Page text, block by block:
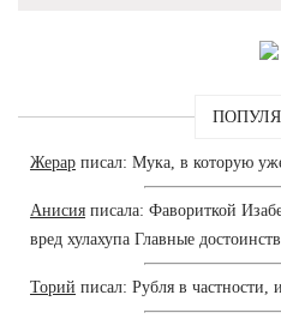
Жерар писал: Мука, в которую
Анисия писала: Фавориткой
вред хулахупа Главные
Торий писал: Рубля в частности,